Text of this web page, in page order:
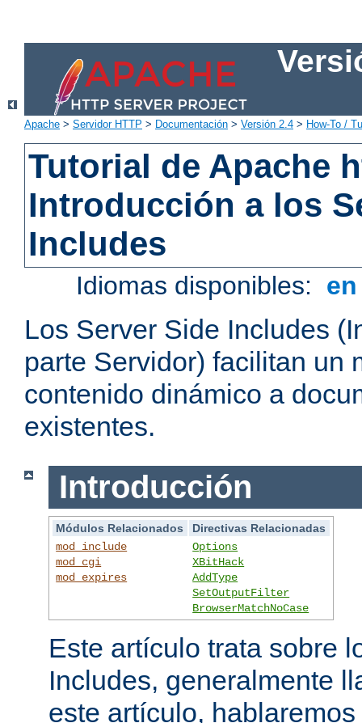
Apache > Servidor HTTP > Documentación > Versión 2.4 > How-To /
Tutorial de Apache
Introducción a los
Includes
Idiomas disponibles:
Los Server Side Includes
parte Servidor) facilitan un
contenido dinámico a
existentes.
Introducción
Módulos Relacionados
Directivas Relacionadas
mod_include
mod_cgi
mod_expires
Options
XBitHack
AddType
SetOutputFilter
BrowserMatchNoCase
Este artículo trata sobre
Includes, generalmente
este artículo,